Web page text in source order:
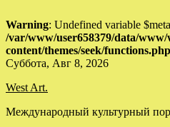
Warning: Undefined variable
/var/www/user658379/data/www/
content/themes/seek/functions.php
Skip
content
Суббота, Авг 8, 2026
West Art.
Международный культурный